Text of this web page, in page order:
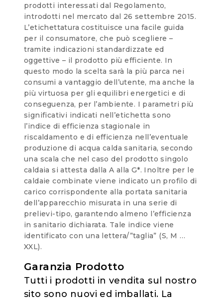
prodotti interessati dal Regolamento,
introdotti nel mercato dal 26 settembre 2015.
L’etichettatura costituisce una facile guida
per il consumatore, che può scegliere –
tramite indicazioni standardizzate ed
oggettive – il prodotto più efficiente. In
questo modo la scelta sarà la più parca nei
consumi a vantaggio dell’utente, ma anche la
più virtuosa per gli equilibri energetici e di
conseguenza, per l’ambiente. I parametri più
significativi indicati nell’etichetta sono
l’indice di efficienza stagionale in
riscaldamento e di efficienza nell’eventuale
produzione di acqua calda sanitaria, secondo
una scala che nel caso del prodotto singolo
caldaia si attesta dalla A alla G*. Inoltre per le
caldaie combinate viene indicato un profilo di
carico corrispondente alla portata sanitaria
dell’apparecchio misurata in una serie di
prelievi-tipo, garantendo almeno l’efficienza
in sanitario dichiarata. Tale indice viene
identificato con una lettera/”taglia” (S, M …
XXL).
Garanzia Prodotto
Tutti i prodotti in vendita sul nostro
sito sono nuovi ed imballati. La